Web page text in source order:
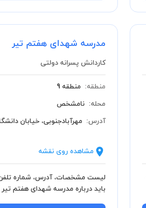
مدرسه شهدای هفتم تیر
کاردانش پسرانه دولتی
منطقه: منطقه 9
محله: نامشخص
آدرس: مهرآبادجنوبی، خیابان
مشاهده روی نقشه
لیست مشخصات، آدرس، شماره
باید درباره مدرسه شهدای هفتم